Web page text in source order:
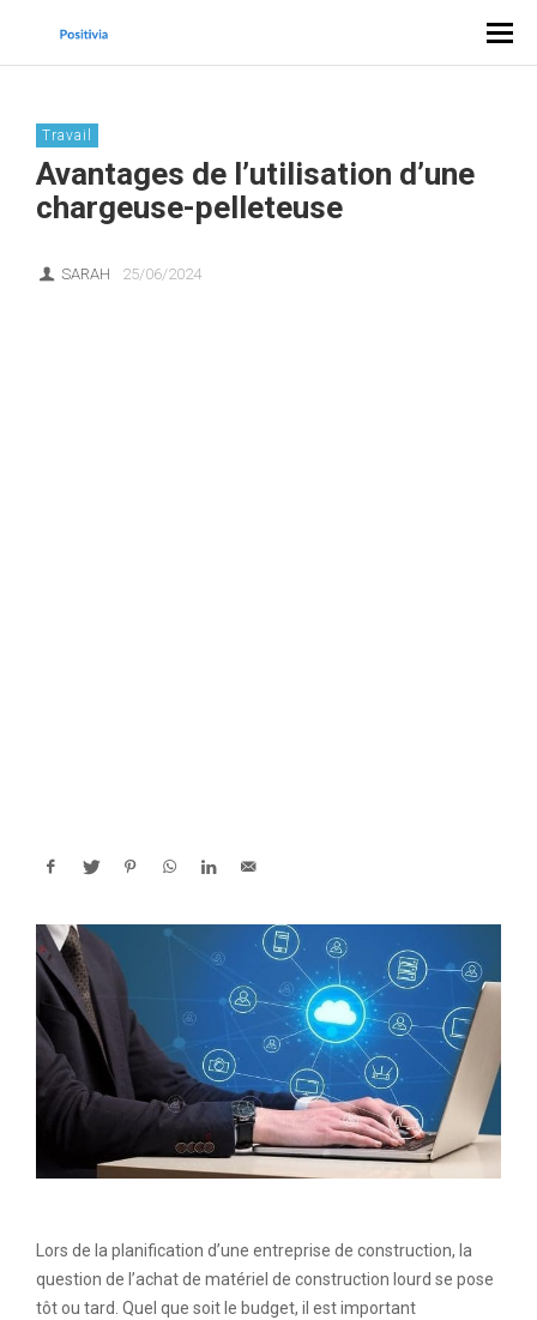
Travail
Avantages de l’utilisation d’une
chargeuse-pelleteuse
SARAH 25/06/2024
Lors de la planification d’une entreprise de construction, la
question de l’achat de matériel de construction lourd se pose
tôt ou tard. Quel que soit le budget, il est important